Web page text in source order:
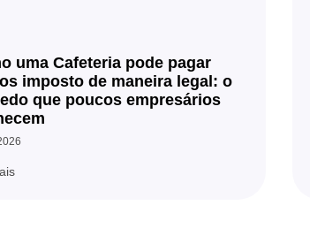
uma Cafeteria pode pagar
imposto de maneira legal: o
que poucos empresários